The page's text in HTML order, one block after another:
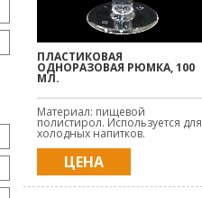
ПЛАСТИКОВАЯ
ОДНОРАЗОВАЯ РЮМКА, 100
МЛ.
Материал: пищевой
полистирол. Используется для
холодных напитков.
ЦЕНА